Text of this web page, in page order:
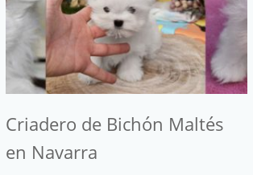
Criadero de Bichón Maltés
en Navarra